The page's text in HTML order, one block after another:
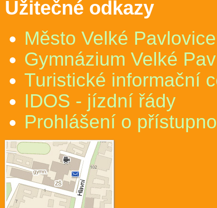
Užitečné odkazy
Město Velké Pavlovice
Gymnázium Velké
Turistické informační
IDOS - jízdní řády
Prohlášení o